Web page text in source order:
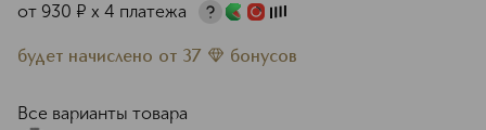
от 930 ¤ х 4 платежа
будет начислено от 37 бонусов
Все варианты товара